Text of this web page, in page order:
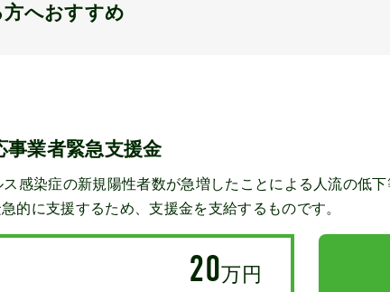
へおすすめ
事業者緊急支援金
感染症の新規陽性者数が急増したことによる人流の低
的に支援するため、支援金を支給するものです。
20万円